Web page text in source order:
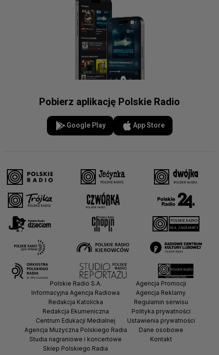
Pobierz aplikację Polskie Radio
Google Play App Store
Polskie Radio S.A.
Informacyjna Agencja Radiowa
Redakcja Katolicka
Redakcja Ekumeniczna
Centrum Edukacji Medialnej
Agencja Muzyczna Polskiego Radia
Studia nagraniowe i koncertowe
Sklep Polskiego Radia
Agencja Promocji
Agencja Reklamy
Regulamin serwisu
Polityka prywatności
Ustawienia prywatności
Dane osobowe
Kontakt